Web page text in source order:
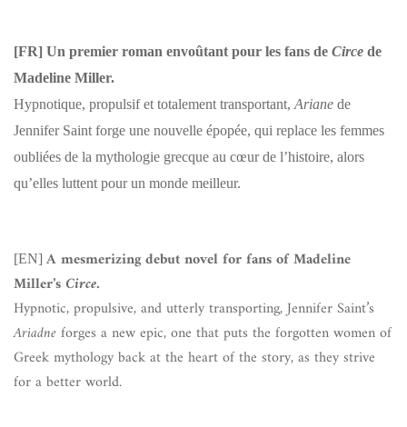
[FR] Un premier roman envoûtant pour les fans de Circe de
Madeline Miller.
Hypnotique, propulsif et totalement transportant, Ariane de
Jennifer Saint forge une nouvelle épopée, qui replace les femmes
oubliées de la mythologie grecque au cœur de l’histoire, alors
qu’elles luttent pour un monde meilleur.
[EN] A mesmerizing debut novel for fans of Madeline
Miller’sCirce.
Hypnotic, propulsive, and utterly transporting, Jennifer Saint’s
Ariadneforges a new epic, one that puts the forgotten women of
Greek mythology back at the heart of the story, as they strive
for a better world.